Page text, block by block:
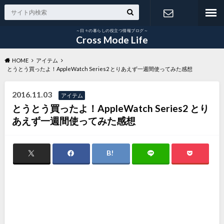
～日々の暮らしの役立つ情報ブログ～
Cross Mode Life
HOME
アイテム
とうとう買ったよ！AppleWatch Series2 とりあえず一週間使ってみた感想
2016.11.03 アイテム
とうとう買ったよ！AppleWatch Series2 とり
あえず一週間使ってみた感想